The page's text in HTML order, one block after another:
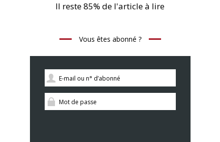
Il reste 85% de l'article à lire
Vous êtes abonné ?